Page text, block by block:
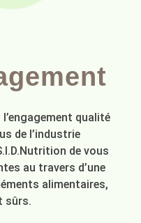
l’engagement qualité
de l’industrie
de vous
au travers d’une
alimentaires,
sûrs.